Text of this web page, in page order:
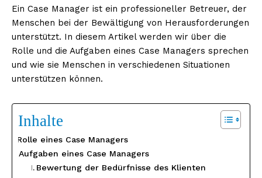
Ein Case Manager ist ein professioneller Betreuer, der
Menschen bei der Bewältigung von Herausforderungen
unterstützt. In diesem Artikel werden wir über die
Rolle und die Aufgaben eines Case Managers sprechen
und wie sie Menschen in verschiedenen Situationen
unterstützen können.
Inhalte
Rolle eines Case Managers
Aufgaben eines Case Managers
Bewertung der Bedürfnisse des Klienten